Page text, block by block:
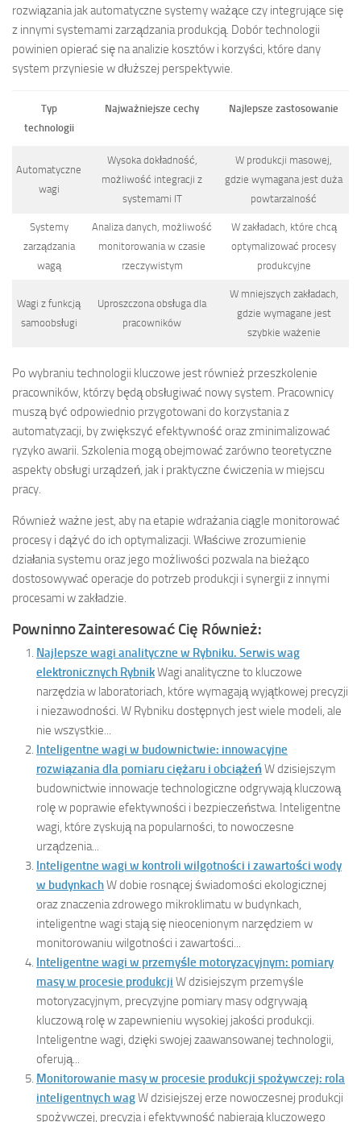
rozwiązania jak automatyczne systemy ważące czy integrujące się
z innymi systemami zarządzania produkcją. Dobór technologii
powinien opierać się na analizie kosztów i korzyści, które dany
system przyniesie w dłuższej perspektywie.
Typ
technologii
Najważniejsze cechy Najlepsze zastosowanie
Automatyczne
wagi
Wysoka dokładność,
możliwość integracji z
systemami IT
W produkcji masowej,
gdzie wymagana jest duża
powtarzalność
Systemy
zarządzania
wagą
Analiza danych, możliwość
monitorowania w czasie
rzeczywistym
W zakładach, które chcą
optymalizować procesy
produkcyjne
Wagi z funkcją
samoobsługi
Uproszczona obsługa dla
pracowników
W mniejszych zakładach,
gdzie wymagane jest
szybkie ważenie
Po wybraniu technologii kluczowe jest również przeszkolenie
pracowników, którzy będą obsługiwać nowy system. Pracownicy
muszą być odpowiednio przygotowani do korzystania z
automatyzacji, by zwiększyć efektywność oraz zminimalizować
ryzyko awarii. Szkolenia mogą obejmować zarówno teoretyczne
aspekty obsługi urządzeń, jak i praktyczne ćwiczenia w miejscu
pracy.
Również ważne jest, aby na etapie wdrażania ciągle monitorować
procesy i dążyć do ich optymalizacji. Właściwe zrozumienie
działania systemu oraz jego możliwości pozwala na bieżąco
dostosowywać operacje do potrzeb produkcji i synergii z innymi
procesami w zakładzie.
Powninno Zainteresować Cię Również:
Najlepsze wagi analityczne w Rybniku. Serwis wag
elektronicznych RybnikWagi analityczne to kluczowe
narzędzia w laboratoriach, które wymagają wyjątkowej precyzji
i niezawodności. W Rybniku dostępnych jest wiele modeli, ale
nie wszystkie...
Inteligentne wagi w budownictwie: innowacyjne
rozwiązania dla pomiaru ciężaru i obciążeńW dzisiejszym
budownictwie innowacje technologiczne odgrywają kluczową
rolę w poprawie efektywności i bezpieczeństwa. Inteligentne
wagi, które zyskują na popularności, to nowoczesne
urządzenia...
Inteligentne wagi w kontroli wilgotności i zawartości wody
w budynkachW dobie rosnącej świadomości ekologicznej
oraz znaczenia zdrowego mikroklimatu w budynkach,
inteligentne wagi stają się nieocenionym narzędziem w
monitorowaniu wilgotności i zawartości...
Inteligentne wagi w przemyśle motoryzacyjnym: pomiary
masy w procesie produkcji W dzisiejszym przemyśle
motoryzacyjnym, precyzyjne pomiary masy odgrywają
kluczową rolę w zapewnieniu wysokiej jakości produkcji.
Inteligentne wagi, dzięki swojej zaawansowanej technologii,
oferują...
Monitorowanie masy w procesie produkcji spożywczej: rola
inteligentnych wagW dzisiejszej erze nowoczesnej produkcji
spożywczej, precyzja i efektywność nabierają kluczowego